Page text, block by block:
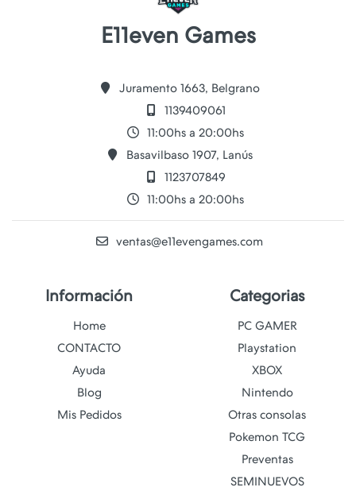
E11even Games
Juramento 1663, Belgrano
1139409061
11:00hs a 20:00hs
Basavilbaso 1907, Lanús
1123707849
11:00hs a 20:00hs
ventas@e11evengames.com
Información
Home
CONTACTO
Ayuda
Blog
Mis Pedidos
Categorias
PC GAMER
Playstation
XBOX
Nintendo
Otras consolas
Pokemon TCG
Preventas
SEMINUEVOS